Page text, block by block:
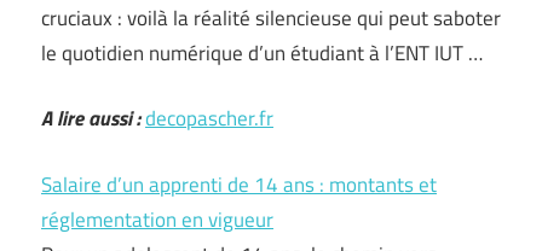
cruciaux : voilà la réalité silencieuse qui peut saboter
le quotidien numérique d’un étudiant à l’ENT IUT …
A lire aussi :decopascher.fr
Salaire d’un apprenti de 14 ans : montants et
réglementation en vigueur